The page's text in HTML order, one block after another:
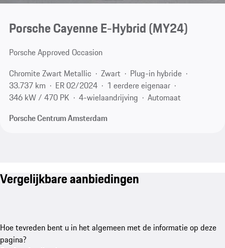
Porsche Cayenne E-Hybrid (MY24)
Porsche Approved Occasion
Chromite Zwart Metallic
Zwart
Plug-in hybride
33.737 km
ER 02/2024
1 eerdere eigenaar
346 kW / 470 PK
4-wielaandrijving
Automaat
Porsche Centrum Amsterdam
Vergelijkbare aanbiedingen
Hoe tevreden bent u in het algemeen met de informatie op deze
pagina?